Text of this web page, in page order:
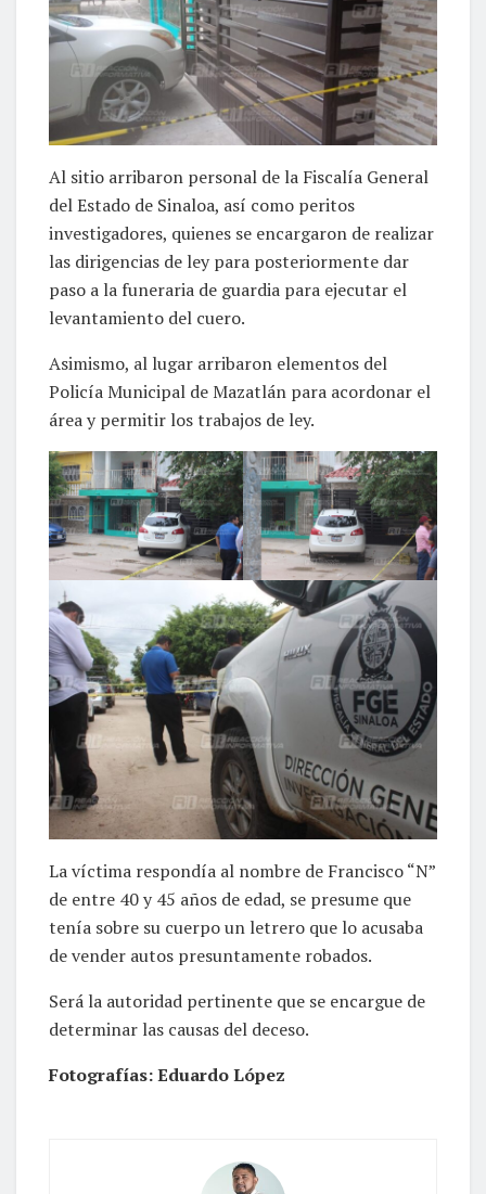
Al sitio arribaron personal de la Fiscalía General
del Estado de Sinaloa, así como peritos
investigadores, quienes se encargaron de realizar
las dirigencias de ley para posteriormente dar
paso a la funeraria de guardia para ejecutar el
levantamiento del cuero.
Asimismo, al lugar arribaron elementos del
Policía Municipal de Mazatlán para acordonar el
área y permitir los trabajos de ley.
La víctima respondía al nombre de Francisco “N”
de entre 40 y 45 años de edad, se presume que
tenía sobre su cuerpo un letrero que lo acusaba
de vender autos presuntamente robados.
Será la autoridad pertinente que se encargue de
determinar las causas del deceso.
Fotografías: Eduardo López